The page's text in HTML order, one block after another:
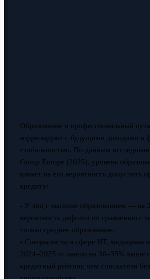
Образование и профессиональный
коррелируют с будущими доходами и
стабильностью. По данным
Group Europe (2025), уровень
влияет на его вероятность допустить
кредиту:
- У лиц с высшим образованием — на
вероятность дефолта по сравнению с
только среднее образование.
- Специалисты в сфере ИТ, медицины
2024–2025 гг. имели на 30–35% выше
кредитный рейтинг, чем соискатели